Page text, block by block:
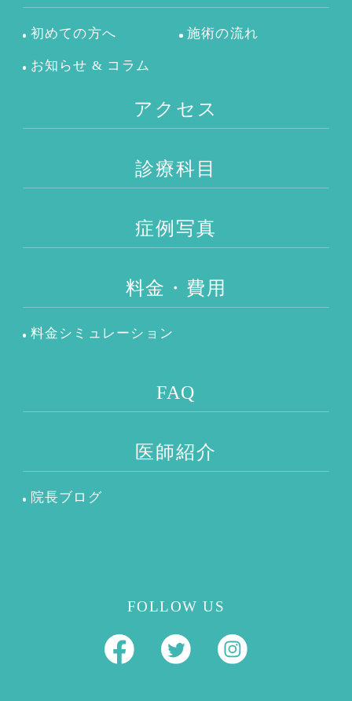
初めての方へ 施術の流れ
お知らせ & コラム
アクセス
診療科目
症例写真
料金・費用
料金シミュレーション
FAQ
医師紹介
院長ブログ
FOLLOW US